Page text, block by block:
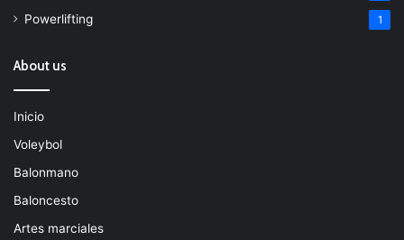
Powerlifting 1
About us
Inicio
Voleybol
Balonmano
Baloncesto
Artes marciales